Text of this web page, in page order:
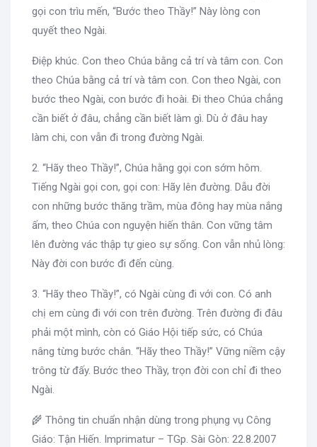
gọi con trìu mến, “Bước theo Thầy!” Này lòng con
quyết theo Ngài.
Điệp khúc. Con theo Chúa bằng cả trí và tâm con. Con
theo Chúa bằng cả trí và tâm con. Con theo Ngài, con
bước theo Ngài, con bước đi hoài. Đi theo Chúa chẳng
cần biết ở đâu, chẳng cần biết làm gì. Dù ở đâu hay
làm chi, con vẫn đi trong đường Ngài.
2. “Hãy theo Thầy!”, Chúa hằng gọi con sớm hôm.
Tiếng Ngài gọi con, gọi con: Hãy lên đường. Dẫu đời
con những bước thăng trầm, mùa đông hay mùa nắng
ấm, theo Chúa con nguyện hiến thân. Con vững tâm
lên đường vác thập tự gieo sự sống. Con vẫn nhủ lòng:
Này đời con bước đi đến cùng.
3. “Hãy theo Thầy!”, có Ngài cùng đi với con. Có anh
chị em cùng đi với con trên đường. Trên đường đi đâu
phải một mình, còn có Giáo Hội tiếp sức, có Chúa
nâng từng bước chân. “Hãy theo Thầy!” Vững niềm cậy
trông từ đấy. Bước theo Thầy, trọn đời con chỉ đi theo
Ngài.
🌾 Thông tin chuẩn nhận dùng trong phụng vụ Công
Giáo: Tận Hiến. Imprimatur – TGp. Sài Gòn: 22.8.2007